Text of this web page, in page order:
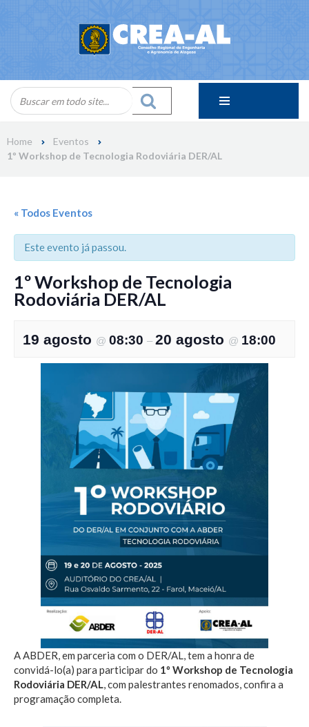
Home
Eventos
1º Workshop de Tecnologia Rodoviária DER/AL
« Todos Eventos
Este evento já passou.
1º Workshop de Tecnologia
Rodoviária DER/AL
19 agosto @ 08:30 – 20 agosto @ 18:00
A ABDER, em parceria com o DER/AL, tem a honra de
convidá-lo(a) para participar do 1º Workshop de Tecnologia
Rodoviária DER/AL, com palestrantes renomados, confira a
programação completa.